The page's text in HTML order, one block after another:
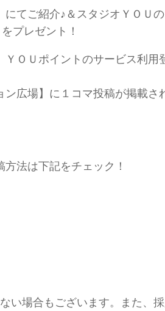
てご紹介♪＆スタジオＹＯＵ
プレゼント！
ＯＵポイントのサービス利用
広場】に１コマ投稿が掲載さ
法は下記をチェック！
い場合もございます。また、